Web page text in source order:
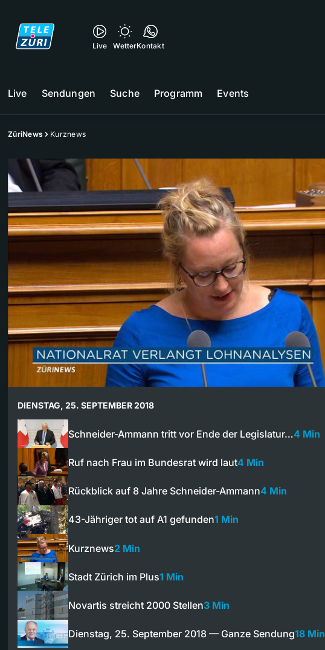
Live WetterKontakt
Live Sendungen Suche Programm Events
ZüriNews Kurznews
DIENSTAG, 25. SEPTEMBER 2018
Schneider-Ammann tritt vor Ende der Legislatur…4 Min
Ruf nach Frau im Bundesrat wird laut4 Min
Rückblick auf 8 Jahre Schneider-Ammann4 Min
43-Jähriger tot auf A1 gefunden1 Min
Kurznews2 Min
Stadt Zürich im Plus1 Min
Novartis streicht 2000 Stellen3 Min
Dienstag, 25. September 2018 — Ganze Sendung18 Min